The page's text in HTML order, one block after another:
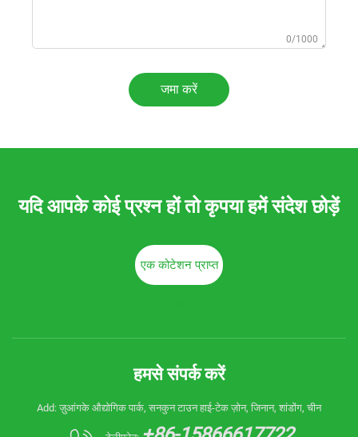
0/1000
जमा करें
यदि आपके कोई प्रश्न हों तो कृपया हमें संदेश छोड़ें
एक कोटेशन प्राप्त
हमसे संपर्क करें
Add: ज़ुआंगके औद्योगिक पार्क, सनकुन टाउन हाई-टेक ज़ोन, जिनान, शांडोंग, चीन